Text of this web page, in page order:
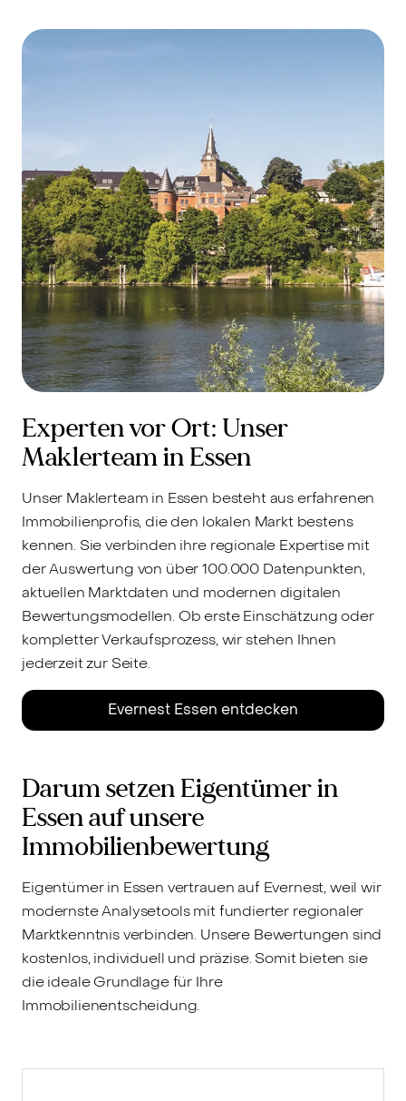
Experten vor Ort: Unser
Maklerteam in Essen
Unser Maklerteam in Essen besteht aus erfahrenen
Immobilienprofis, die den lokalen Markt bestens
kennen. Sie verbinden ihre regionale Expertise mit
der Auswertung von über 100.000 Datenpunkten,
aktuellen Marktdaten und modernen digitalen
Bewertungsmodellen. Ob erste Einschätzung oder
kompletter Verkaufsprozess, wir stehen Ihnen
jederzeit zur Seite.
Evernest Essen entdecken
Darum setzen Eigentümer in
Essen auf unsere
Immobilienbewertung
Eigentümer in Essen vertrauen auf Evernest, weil wir
modernste Analysetools mit fundierter regionaler
Marktkenntnis verbinden. Unsere Bewertungen sind
kostenlos, individuell und präzise. Somit bieten sie
die ideale Grundlage für Ihre
Immobilienentscheidung.